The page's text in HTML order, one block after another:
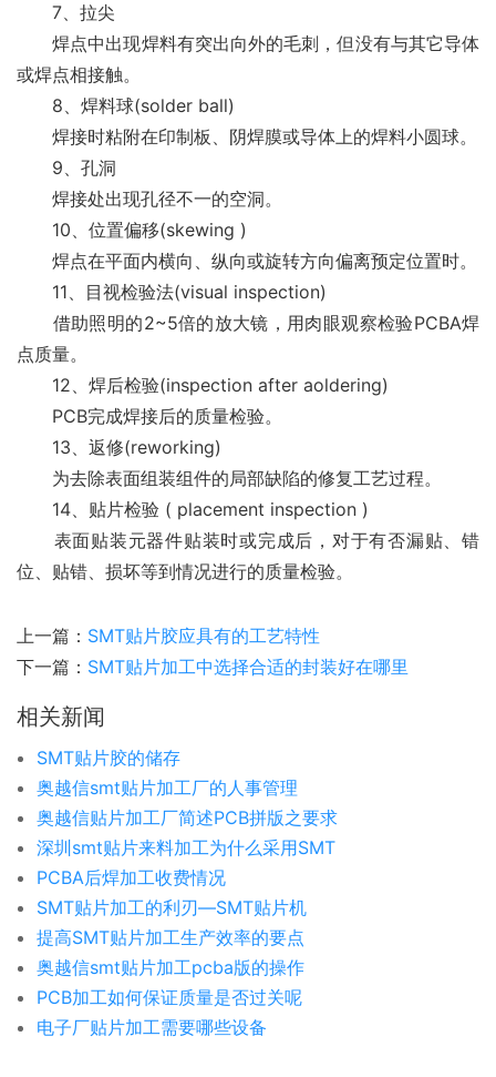
7、拉尖
焊点中出现焊料有突出向外的毛刺，但没有与其它导体
或焊点相接触。
8、焊料球(solder ball)
焊接时粘附在印制板、阴焊膜或导体上的焊料小圆球。
9、孔洞
焊接处出现孔径不一的空洞。
10、位置偏移(skewing )
焊点在平面内横向、纵向或旋转方向偏离预定位置时。
11、目视检验法(visual inspection)
借助照明的2~5倍的放大镜，用肉眼观察检验PCBA焊
点质量。
12、焊后检验(inspection after aoldering)
PCB完成焊接后的质量检验。
13、返修(reworking)
为去除表面组装组件的局部缺陷的修复工艺过程。
14、贴片检验 ( placement inspection )
表面贴装元器件贴装时或完成后，对于有否漏贴、错
位、贴错、损坏等到情况进行的质量检验。
上一篇： SMT贴片胶应具有的工艺特性
下一篇： SMT贴片加工中选择合适的封装好在哪里
相关新闻
SMT贴片胶的储存
奥越信smt贴片加工厂的人事管理
奥越信贴片加工厂简述PCB拼版之要求
深圳smt贴片来料加工为什么采用SMT
PCBA后焊加工收费情况
SMT贴片加工的利刃—SMT贴片机
提高SMT贴片加工生产效率的要点
奥越信smt贴片加工pcba版的操作
PCB加工如何保证质量是否过关呢
电子厂贴片加工需要哪些设备